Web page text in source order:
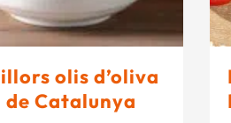
olis d’oliva
Catalunya